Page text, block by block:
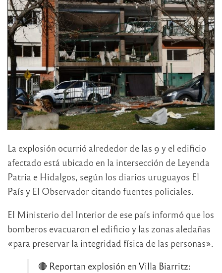
La explosión ocurrió alrededor de las 9 y el edificio
afectado está ubicado en la intersección de Leyenda
Patria e Hidalgos, según los diarios uruguayos El
País y El Observador citando fuentes policiales.
El Ministerio del Interior de ese país informó que los
bomberos evacuaron el edificio y las zonas aledañas
«para preservar la integridad física de las personas».
🔴 Reportan explosión en Villa Biarritz: